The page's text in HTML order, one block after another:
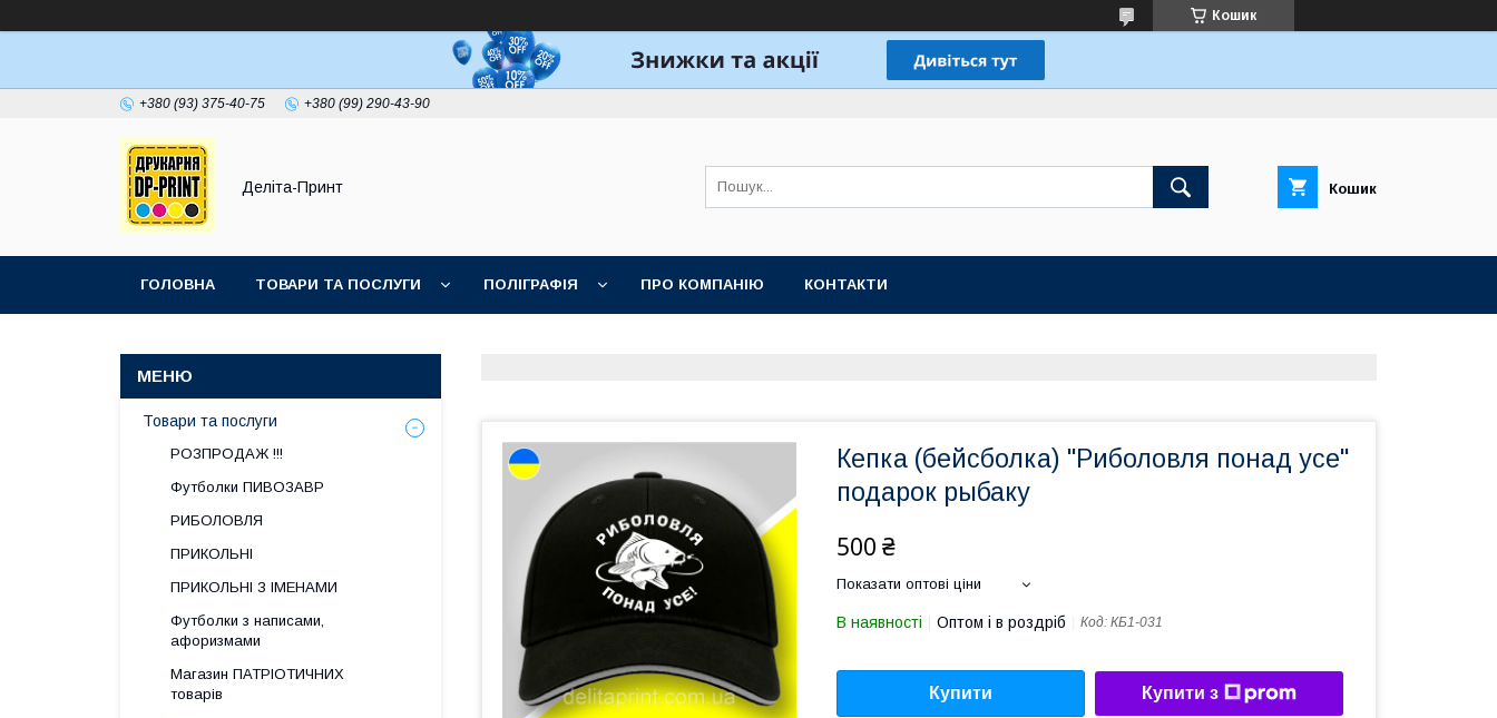
Кошик
+380 (93) 375-40-75 +380 (99) 290-43-90
Деліта-Принт Кошик
ГОЛОВНА ТОВАРИ ТА ПОСЛУГИ ПОЛІГРАФІЯ ПРО КОМПАНІЮ КОНТАКТИ
Кепка (бейсболка) "Риболовля понад усе"
подарок рыбаку
500 ₴
Показати оптові ціни
В наявності Оптом і в роздріб Код: КБ1-031
Купити Купити з
Товари та послуги
РОЗПРОДАЖ !!!
Футболки ПИВОЗАВР
РИБОЛОВЛЯ
ПРИКОЛЬНІ
ПРИКОЛЬНІ З ІМЕНАМИ
Футболки з написами,
афоризмами
Магазин ПАТРІОТИЧНИХ
товарів